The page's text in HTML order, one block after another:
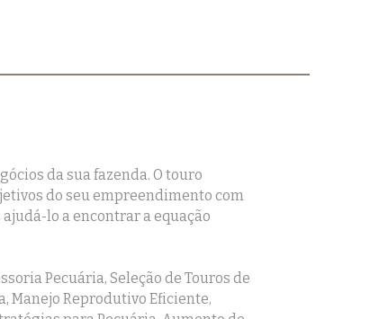
da sua fazenda. O touro
do seu empreendimento com
lo a encontrar a equação
Pecuária, Seleção de Touros de
Manejo Reprodutivo Eficiente,